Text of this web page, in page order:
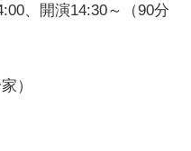
、開演14:30～（90分
）